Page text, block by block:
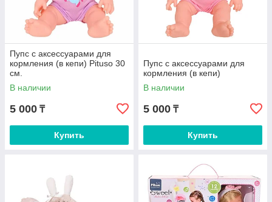
Пупс с аксессуарами для
кормления (в кепи) Pituso 30
см.
В наличии
5 000 ₸
Купить
Пупс с аксессуарами для
кормления (в кепи)
В наличии
5 000 ₸
Купить